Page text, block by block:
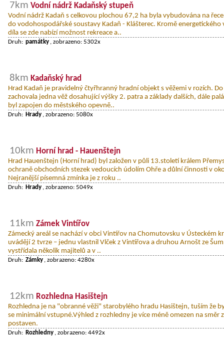
7km Vodní nádrž Kadaňský stupeň
Vodní nádrž Kadaň s celkovou plochou 67,2 ha byla vybudována na
do vodohospodářské soustavy Kadaň - Klášterec. Kromě
díla se zde nabízí možnost rekreace a..
Druh: památky , zobrazeno: 5302x
8km Kadaňský hrad
Hrad Kadaň je pravidelný čtyřhranný hradní objekt s věžemi v rozích.
zachovala jedna věž dosahující výšky 2. patra a základy dalších, dále
byl zapojen do městského opevně..
Druh: Hrady , zobrazeno: 5080x
10km Horní hrad - Hauenštejn
Hrad Hauenštejn (Horní hrad) byl založen v půli 13.století králem
ochraně obchodních stezek vedoucích údolím Ohře a důlní činnosti v
Nejranější písemná zmínka je z roku ..
Druh: Hrady , zobrazeno: 5049x
11km Zámek Vintířov
Zámecký areál se nachází v obci Vintířov na Chomutovsku v Ústeckém
uvádějí 2 tvrze – jednu vlastnil Vlček z Vintířova a druhou Arnošt ze
vystřídala několik majitelů a v ..
Druh: Zámky , zobrazeno: 4280x
12km Rozhledna Hasištejn
Rozhledna je na "obranné věži" starobylého hradu Hasištejn, tuším že
se minimální vstupné.Výhled z rozhledny je více méně omezen na směr
postaven.
Druh: Rozhledny , zobrazeno: 4492x